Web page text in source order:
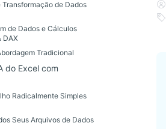
Transformação de Dados
de Dados e Cálculos
DAX
Tradicional
do Excel com
Radicalmente Simples
Seus Arquivos de Dados